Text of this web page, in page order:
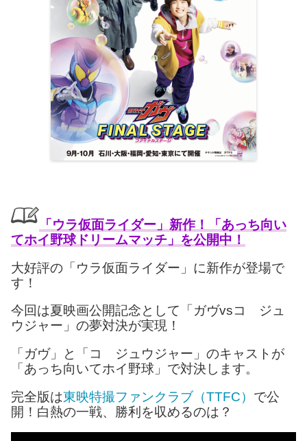
「ウラ仮面ライダー」新作！「あっち向い
てホイ野球ドリームマッチ」を公開中！
大好評の「ウラ仮面ライダー」に新作が登場で
す！
今回は夏映画公開記念として「ガヴvsコ゚ジュ
ウジャー」の夢対決が実現！
「ガヴ」と「コ゚ジュウジャー」のキャストが
「あっち向いてホイ野球」で対決します。
完全版は東映特撮ファンクラブ（TTFC） で公
開！白熱の一戦、勝利を収めるのは？